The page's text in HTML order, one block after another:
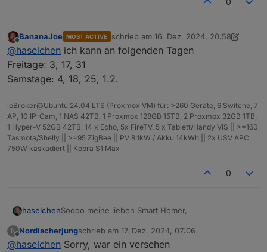
Online
BananaJoe MOST ACTIVE schrieb am 16. Dez. 2024, 20:58
zuletzt editiert von BananaJoe
@haselchen ich kann an folgenden Tagen
Freitage: 3, 17, 31
Samstage: 4, 18, 25, 1.2.
ioBroker@Ubuntu 24.04 LTS (Proxmox VM) für: >260 Geräte, 6 Switche, 7
AP, 10 IP-Cam, 1 NAS 42TB, 1 Proxmox 128GB 15TB, 2 Proxmox 32GB 1TB,
1 Hyper-V 52GB 42TB, 14 x Echo, 5x FireTV, 5 x Tablett/Handy VIS || >=160
Tasmota/Shelly || >=95 ZigBee || PV 8.1kW / Akku 14kWh || 2x USV APC
750W kaskadiert || Kobra S1 Max
0
haselchenSoooo meine lieben Smart Homer,
was die Jungs aus dem Raum Karlsruhe können,
können die Norddeutschen ja wohl auch
N
Offline
Nordischerjungschrieb am 17. Dez. 2024, 07:06
zuletzt editiert von
@haselchen Sorry, war ein versehen